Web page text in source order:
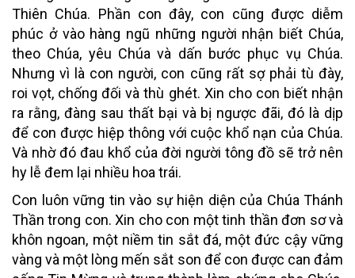
Thiên Chúa. Phần con đây, con cũng được diễm
phúc ở vào hàng ngũ những người nhận biết Chúa,
theo Chúa, yêu Chúa và dấn bước phục vụ Chúa.
Nhưng vì là con người, con cũng rất sợ phải tù đày,
roi vọt, chống đối và thù ghét. Xin cho con biết nhận
ra rằng, đàng sau thất bại và bị ngược đãi, đó là dịp
để con được hiệp thông với cuộc khổ nạn của Chúa.
Và nhờ đó đau khổ của đời người tông đồ sẽ trở nên
hy lễ đem lại nhiều hoa trái.
Con luôn vững tin vào sự hiện diện của Chúa Thánh
Thần trong con. Xin cho con một tinh thần đơn sơ và
khôn ngoan, một niềm tin sắt đá, một đức cậy vững
vàng và một lòng mến sắt son để con được can đảm